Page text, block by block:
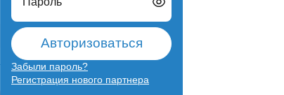
Авторизоваться
Забыли пароль?
Регистрация нового партнера